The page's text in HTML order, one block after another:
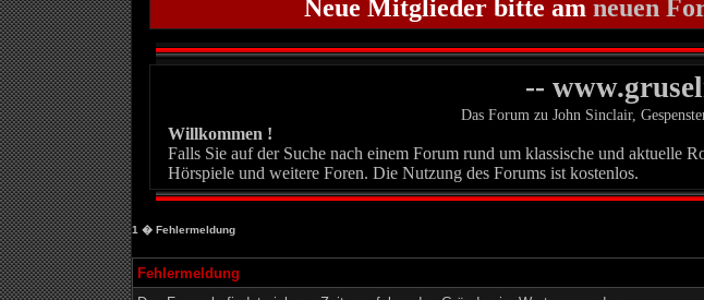
Neue Mitglieder bitte am neuen
--
Das Forum zu John Sinclair,
Willkommen !
Falls Sie auf der Suche nach einem Forum rund um klassische und aktuelle
Hörspiele und weitere Foren. Die Nutzung des Forums ist kostenlos.
1 � Fehlermeldung
Fehlermeldung